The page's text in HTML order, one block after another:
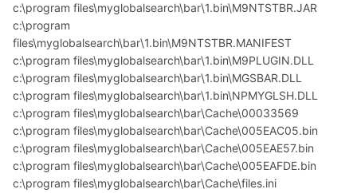
c:\program files\myglobalsearch\bar\1.bin\M9NTSTBR.JAR
c:\program
files\myglobalsearch\bar\1.bin\M9NTSTBR.MANIFEST
c:\program files\myglobalsearch\bar\1.bin\M9PLUGIN.DLL
c:\program files\myglobalsearch\bar\1.bin\MGSBAR.DLL
c:\program files\myglobalsearch\bar\1.bin\NPMYGLSH.DLL
c:\program files\myglobalsearch\bar\Cache\00033569
c:\program files\myglobalsearch\bar\Cache\005EAC05.bin
c:\program files\myglobalsearch\bar\Cache\005EAE57.bin
c:\program files\myglobalsearch\bar\Cache\005EAFDE.bin
c:\program files\myglobalsearch\bar\Cache\files.ini